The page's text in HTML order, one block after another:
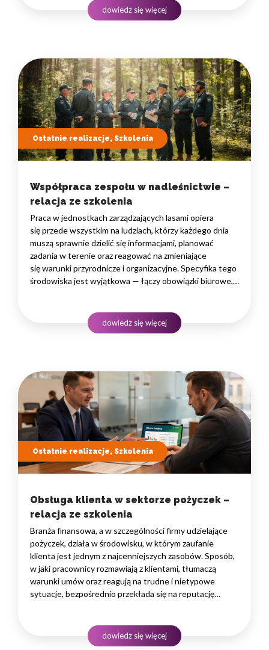
rozwojowego to decyzja strategiczna — wpływa
na wydajność zespołów,…
dowiedz się więcej
Ostatnie realizacje, Szkolenia
Współpraca zespołu w nadleśnictwie –
relacja ze szkolenia
Praca w jednostkach zarządzających lasami opiera
się przede wszystkim na ludziach, którzy każdego dnia
muszą sprawnie dzielić się informacjami, planować
zadania w terenie oraz reagować na zmieniające
się warunki przyrodnicze i organizacyjne. Specyfika tego
środowiska jest wyjątkowa — łączy obowiązki biurowe,
podejmowania decyzji. W takim środowisku
to nie pojedyncze kompetencje, lecz dobrze…
dowiedz się więcej
Ostatnie realizacje, Szkolenia
Obsługa klienta w sektorze pożyczek –
relacja ze szkolenia
Branża finansowa, a w szczególności firmy udzielające
pożyczek, działa w środowisku, w którym zaufanie
klienta jest jednym z najcenniejszych zasobów. Sposób,
w jaki pracownicy rozmawiają z klientami, tłumaczą
warunki umów oraz reagują na trudne i nietypowe
sytuacje, bezpośrednio przekłada się na reputację
produktowej, lecz także rozwiniętych kompetencji
komunikacyjnych, empatii…
dowiedz się więcej